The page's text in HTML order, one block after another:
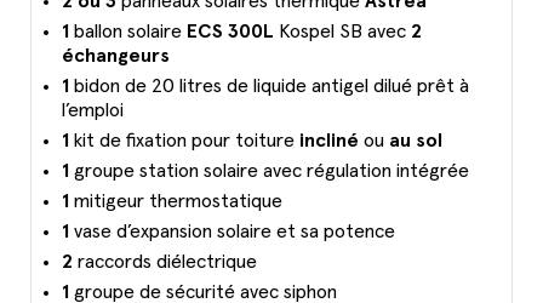
1 ballon solaire ECS 300L Kospel SB avec 2
échangeurs
1 bidon de 20 litres de liquide antigel dilué prêt à
l’emploi
1 kit de fixation pour toiture incliné ou au sol
1 groupe station solaire avec régulation intégrée
1 mitigeur thermostatique
1 vase d’expansion solaire et sa potence
2 raccords diélectrique
1 groupe de sécurité avec siphon